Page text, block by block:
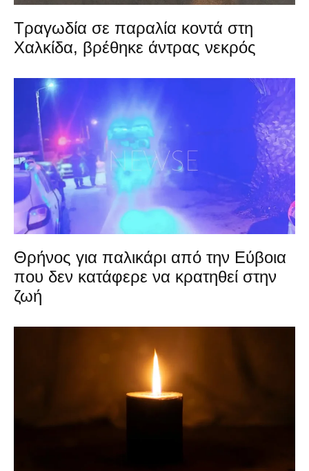
Τραγωδία σε παραλία κοντά στη
Χαλκίδα, βρέθηκε άντρας νεκρός
Θρήνος για παλικάρι από την Εύβοια
που δεν κατάφερε να κρατηθεί στην
ζωή